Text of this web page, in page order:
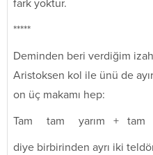
fark yoktur.
*****
Deminden beri verdiğim
Aristoksen kol ile ünü de
on üç makamı hep:
Tam tam yarım + tam
diye birbirinden ayrı iki